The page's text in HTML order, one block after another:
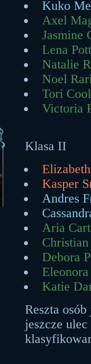
Kuko
Axel
Jasmine
Lena
Natalie
Noel
Tori
Victoria
Klasa II
Kasper
Andres
Aria
Debora
Katie
Reszta
jeszcze